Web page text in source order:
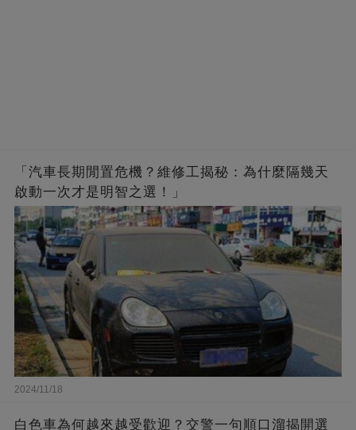
「汽車長期閒置危機？維修工揭秘：為什麼隔幾天
啟動一次才是明智之選！」
2024/11/18
白色車為何越來越受歡迎？交警一句順口溜揭開選